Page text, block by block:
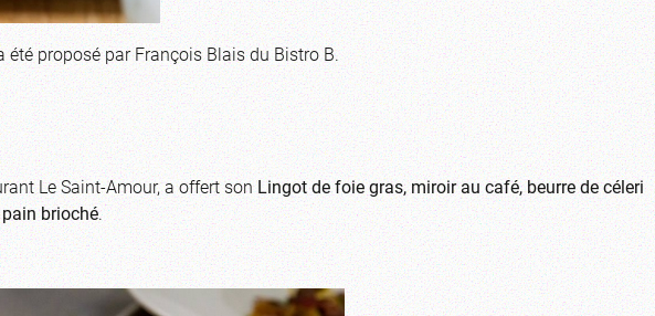
été proposé par François Blais du Bistro B.
Le Saint-Amour, a offert sonLingot de foie gras, miroir au café, beurre de céleri
brioché.